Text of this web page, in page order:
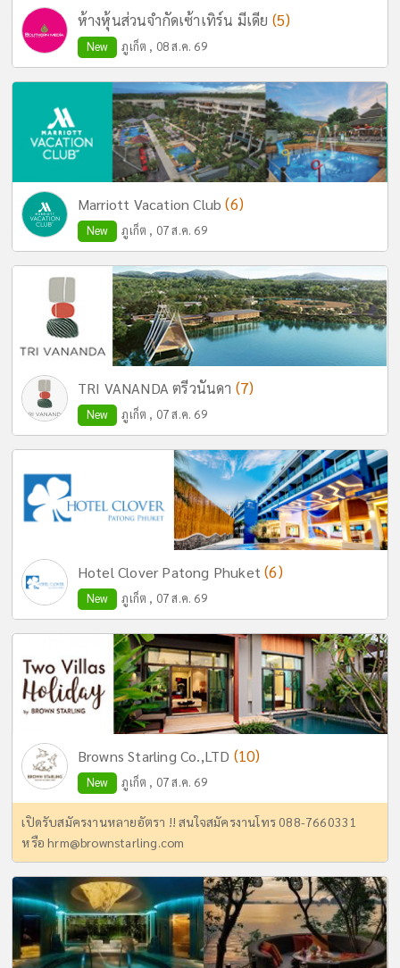
ห้างหุ้นส่วนจำกัดเซ้าเทิร์น มีเดีย (5)
New ภูเก็ต , 08 ส.ค. 69
Marriott Vacation Club(6)
New ภูเก็ต , 07 ส.ค. 69
TRI VANANDA ตรีวนันดา (7)
New ภูเก็ต , 07 ส.ค. 69
Hotel Clover Patong Phuket(6)
New ภูเก็ต , 07 ส.ค. 69
Browns Starling Co.,LTD (10)
New ภูเก็ต , 07 ส.ค. 69
เปิดรับสมัครงานหลายอัตรา !! สนใจสมัครงานโทร 088-7660331
หรือhrm@brownstarling.com